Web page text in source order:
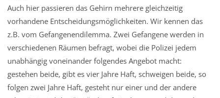
Auch hier passieren das Gehirn mehrere gleichzeitig
vorhandene Entscheidungsmöglichkeiten. Wir kennen das
z.B. vom Gefangenendilemma. Zwei Gefangene werden in
verschiedenen Räumen befragt, wobei die Polizei jedem
unabhängig voneinander folgendes Angebot macht:
gestehen beide, gibt es vier Jahre Haft, schweigen beide, so
folgen zwei Jahre Haft, gesteht nur einer und der andere